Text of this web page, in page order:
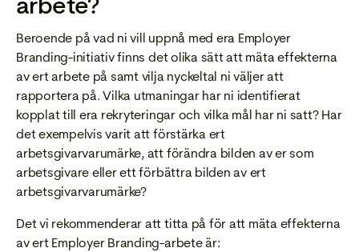
Beroende på vad ni vill uppnå med era Employer
Branding-initiativ finns det olika sätt att mäta effekterna
av ert arbete på samt vilja nyckeltal ni väljer att
rapportera på. Vilka utmaningar har ni identifierat
kopplat till era rekryteringar och vilka mål har ni satt? Har
det exempelvis varit att förstärka ert
arbetsgivarvarumärke, att förändra bilden av er som
arbetsgivare eller ett förbättra bilden av ert
arbetsgivarvarumärke?
Det vi rekommenderar att titta på för att mäta effekterna
av ert Employer Branding-arbete är: